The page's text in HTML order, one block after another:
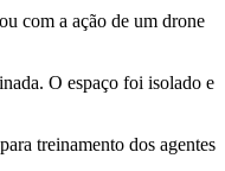
com a ação de um drone
O espaço foi isolado e
treinamento dos agentes